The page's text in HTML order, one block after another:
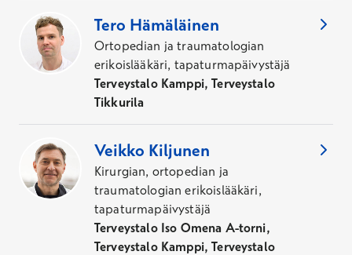
Tero Hämäläinen
Ortopedian ja traumatologian
erikoislääkäri, tapaturmapäivystäjä
Terveystalo Kamppi, Terveystalo
Tikkurila
Veikko Kiljunen
Kirurgian, ortopedian ja
traumatologian erikoislääkäri,
tapaturmapäivystäjä
Terveystalo Iso Omena A-torni,
Terveystalo Kamppi, Terveystalo